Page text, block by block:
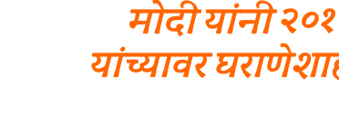
मोदी यांनी
यांच्यावर